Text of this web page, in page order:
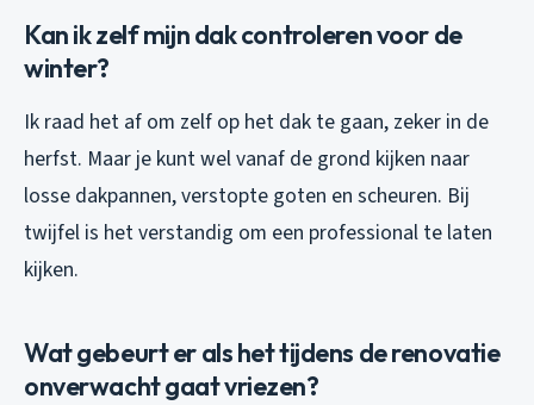
Kan ik zelf mijn dak controleren voor de
winter?
Ik raad het af om zelf op het dak te gaan, zeker in de
herfst. Maar je kunt wel vanaf de grond kijken naar
losse dakpannen, verstopte goten en scheuren. Bij
twijfel is het verstandig om een professional te laten
kijken.
Wat gebeurt er als het tijdens de renovatie
onverwacht gaat vriezen?